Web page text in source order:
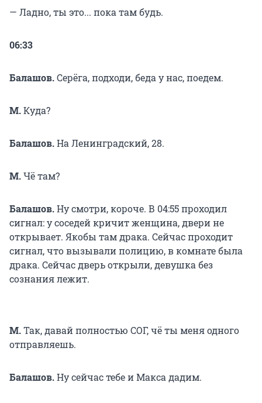
— Ладно, ты это... пока там будь.
06:33
Балашов.Серёга, подходи, беда у нас, поедем.
М.Куда?
Балашов.На Ленинградский, 28.
М.Чё там?
Балашов.Ну смотри, короче. В 04:55 проходил
сигнал: у соседей кричит женщина, двери не
открывает. Якобы там драка. Сейчас проходит
сигнал, что вызывали полицию, в комнате была
драка. Сейчас дверь открыли, девушка без
сознания лежит.
М.Так, давай полностью СОГ, чё ты меня одного
отправляешь.
Балашов.Ну сейчас тебе и Макса дадим.